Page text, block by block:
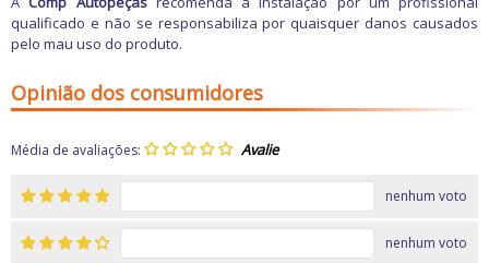
qualificado e não se responsabiliza por quaisquer danos causados
pelo mau uso do produto.
Opinião dos consumidores
Média de avaliações:
nenhum voto
nenhum voto